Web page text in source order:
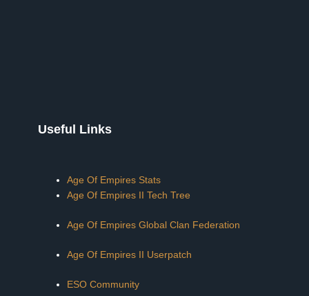
Useful Links
Age Of Empires Stats
Age Of Empires II Tech Tree
Age Of Empires Global Clan Federation
Age Of Empires II Userpatch
ESO Community